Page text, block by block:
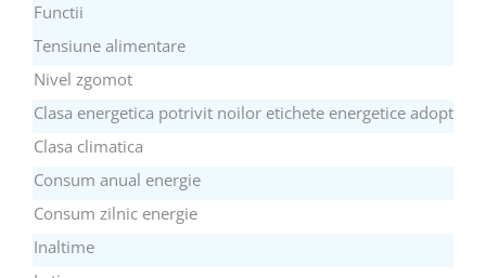
Tigai
TV, Electronice & Gaming
Accesorii & Periferice
Baterii si acumulatori
Aparate foto & accesorii
Alte accesorii foto & video
Aparate foto compacte
Functii
Tensiune alimentare
Nivel zgomot
Clasa energetica potrivit noilor etichete energetice adoptate
Clasa climatica
Consum anual energie
Consum zilnic energie
Inaltime